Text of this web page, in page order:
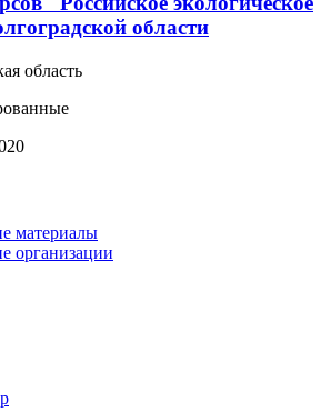
области
область
материалы
организации